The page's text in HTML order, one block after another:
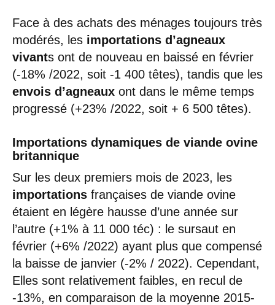
Face à des achats des ménages toujours très
modérés, les importations d’agneaux
vivants ont de nouveau en baissé en février
(-18% /2022, soit -1 400 têtes), tandis que les
envois d’agneaux ont dans le même temps
progressé (+23% /2022, soit + 6 500 têtes).
Importations dynamiques de viande ovine
britannique
Sur les deux premiers mois de 2023, les
importations françaises de viande ovine
étaient en légère hausse d’une année sur
l’autre (+1% à 11 000 téc) : le sursaut en
février (+6% /2022) ayant plus que compensé
la baisse de janvier (-2% / 2022). Cependant,
Elles sont relativement faibles, en recul de
-13%, en comparaison de la moyenne 2015-